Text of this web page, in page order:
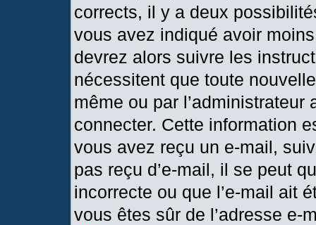
corrects, il y a deux
vous avez indiqué avoir
devrez alors suivre les
nécessitent que toute
même ou par
connecter. Cette information
vous avez reçu un e-mail,
pas reçu d’e-mail, il se peut
incorrecte ou que l’e-mail ait
vous êtes sûr de l’adresse e-